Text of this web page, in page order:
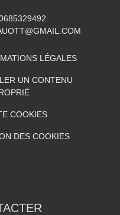
LÉGALES
UN CONTENU
COOKIES
DES COOKIES